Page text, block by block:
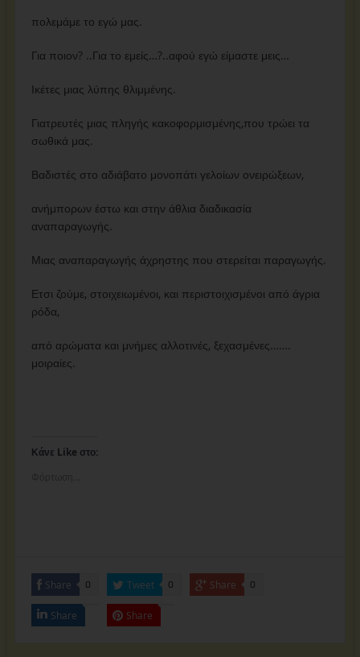
πολεμάμε το εγώ μας.
Για ποιον? ..Για το εμείς…?..αφού εγώ είμαστε μεις…
Ικέτες μιας λύπης θλιμμένης.
Γιατρευτές μιας πληγής κακοφορμισμένης,που τρώει τα
σωθικά μας.
Βαδιστές στο αδιάβατο μονοπάτι γελοίων ονειρώξεων,
ανήμπορων έστω και στην άθλια διαδικασία
αναπαραγωγής.
Μιας αναπαραγωγής άχρηστης που στερείται παραγωγής.
Ετσι ζούμε, στοιχειωμένοι, και περιστοιχισμένοι από άγρια
ρόδα,
από αρώματα και μνήμες αλλοτινές, ξεχασμένες…….
μοιραίες.
Κάνε Like στο:
Share 0 Tweet 0 Share 0
Share Share